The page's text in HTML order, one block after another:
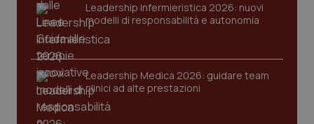
Leadership Infermieristica 2026: nuovi
modelli di responsabilità e autonomia
Leadership Medica 2026: guidare team
clinici ad alte prestazioni